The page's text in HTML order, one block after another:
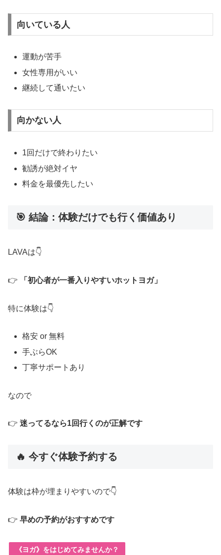
向いている人
運動が苦手
女性専用がいい
継続して通いたい
向かない人
1回だけで終わりたい
勧誘が絶対イヤ
料金を最優先したい
🎯 結論：体験だけでも行く価値あり
LAVAは👇
👉 「初心者が一番入りやすいホットヨガ」
特に体験は👇
格安 or 無料
手ぶらOK
丁寧サポートあり
なので
👉 迷ってるなら1回行くのが正解です
🔥 今すぐ体験予約する
体験は枠が埋まりやすいので👇
👉 早めの予約がおすすめです
《ヨガ》をはじめてみませんか？